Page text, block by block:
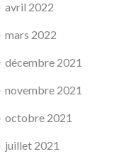
avril 2022
mars 2022
décembre 2021
novembre 2021
octobre 2021
juillet 2021